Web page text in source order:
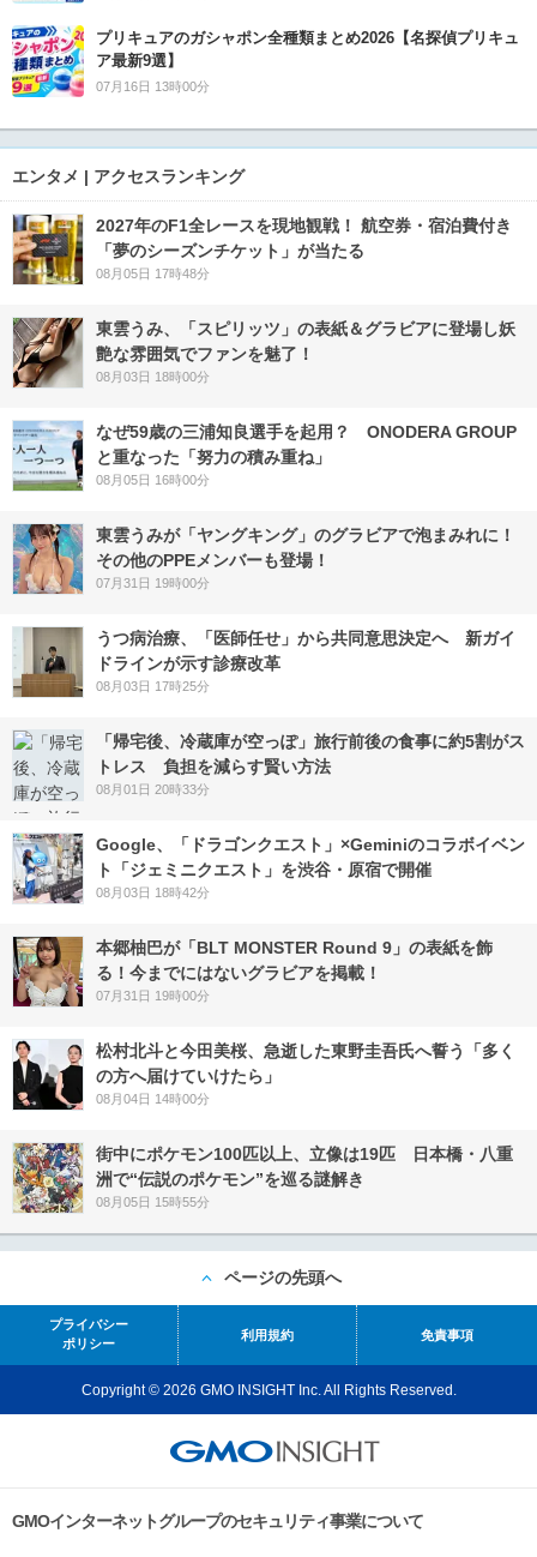
プリキュアのガシャポン全種類まとめ2026【名探偵プリキュ
ア最新9選】
07月16日 13時00分
エンタメ | アクセスランキング
2027年のF1全レースを現地観戦！ 航空券・宿泊費付き
「夢のシーズンチケット」が当たる
08月05日 17時48分
東雲うみ、「スピリッツ」の表紙＆グラビアに登場し妖
艶な雰囲気でファンを魅了！
08月03日 18時00分
なぜ59歳の三浦知良選手を起用？ ONODERA GROUP
と重なった「努力の積み重ね」
08月05日 16時00分
東雲うみが「ヤングキング」のグラビアで泡まみれに！
その他のPPEメンバーも登場！
07月31日 19時00分
うつ病治療、「医師任せ」から共同意思決定へ 新ガイ
ドラインが示す診療改革
08月03日 17時25分
「帰宅後、冷蔵庫が空っぽ」旅行前後の食事に約5割がス
トレス 負担を減らす賢い方法
08月01日 20時33分
Google、「ドラゴンクエスト」×Geminiのコラボイベン
ト「ジェミニクエスト」を渋谷・原宿で開催
08月03日 18時42分
本郷柚巴が「BLT MONSTER Round 9」の表紙を飾
る！今までにはないグラビアを掲載！
07月31日 19時00分
松村北斗と今田美桜、急逝した東野圭吾氏へ誓う「多く
の方へ届けていけたら」
08月04日 14時00分
街中にポケモン100匹以上、立像は19匹 日本橋・八重
洲で“伝説のポケモン”を巡る謎解き
08月05日 15時55分
ページの先頭へ
プライバシー
ポリシー
利用規約 免責事項
Copyright © 2026 GMO INSIGHT Inc. All Rights Reserved.
GMOインターネットグループのセキュリティ事業について